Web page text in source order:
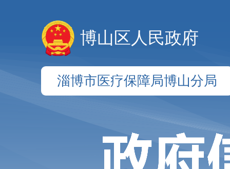
博山区人民政府
淄博市医疗保障局博山分局